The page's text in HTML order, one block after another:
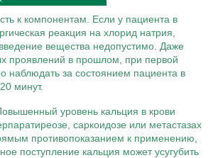
к компонентам. Если у пациента в
реакция на хлорид натрия,
вещества недопустимо. Даже
проявлений в прошлом, при первой
наблюдать за состоянием пациента в
минут.
уровень кальция в крови
саркоидозе или метастазах
противопоказанием к применению,
поступление кальция может усугубить